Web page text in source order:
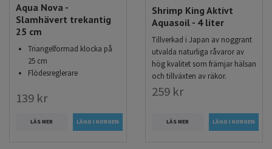
Aqua Nova -
Slamhävert trekantig
25 cm
Triangelformad klocka på
25 cm
Flödesreglerare
139 kr
LÄS MER
Shrimp King Aktivt
Aquasoil - 4 liter
Tillverkad i Japan av noggrant
utvalda naturliga råvaror av
hög kvalitet som främjar hälsan
och tillväxten av räkor.
259 kr
LÄS MER